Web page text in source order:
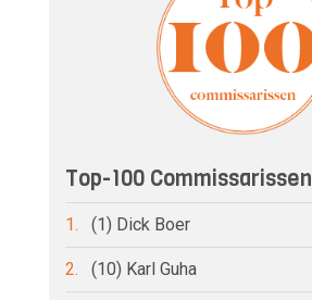
Top-100 Commissarissen
1. (1) Dick Boer
2. (10) Karl Guha